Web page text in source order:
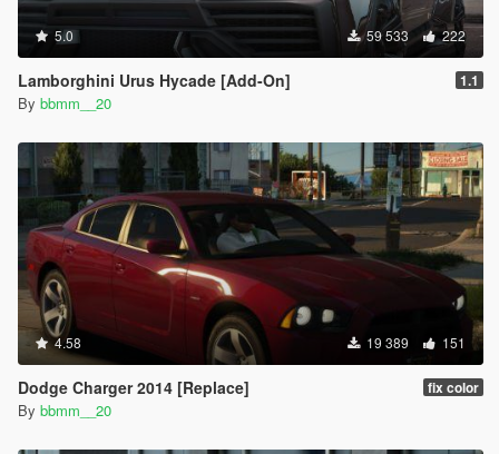
5.0 59 533 222
Lamborghini Urus Hycade [Add-On] 1.1
By bbmm__20
4.58 19 389 151
Dodge Charger 2014 [Replace] fix color
By bbmm__20